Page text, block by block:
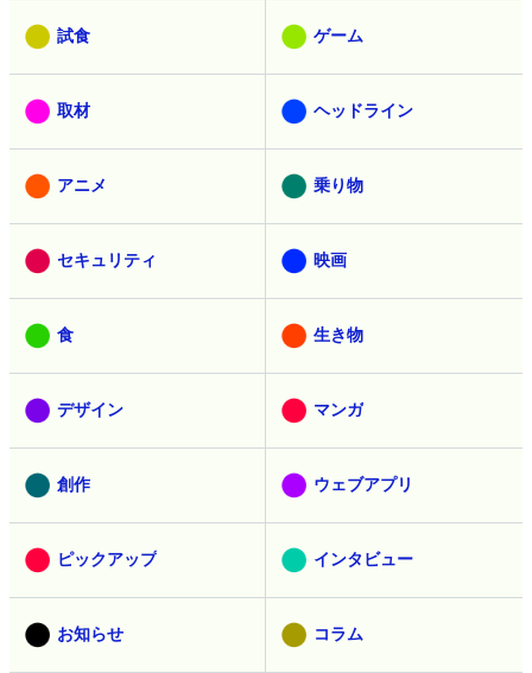
試食 ゲーム
取材 ヘッドライン
アニメ 乗り物
セキュリティ 映画
食 生き物
デザイン マンガ
創作 ウェブアプリ
ピックアップ インタビュー
お知らせ コラム